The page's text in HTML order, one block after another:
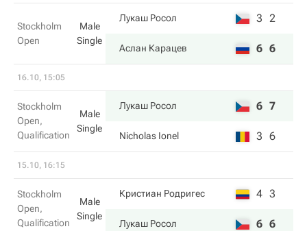
Stockholm
Open
Male
Single
Лукаш Росол 3 2
Аслан Карацев 6 6
16.10, 15:05
Stockholm
Open,
Qualification
Male
Single
Лукаш Росол 6 7
Nicholas Ionel 3 6
15.10, 16:15
Stockholm
Open,
Qualification
Male
Single
Кристиан Родригес 4 3
Лукаш Росол 6 6